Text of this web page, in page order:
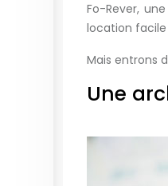
Fo-Rever,
location
Mais entrons
Une